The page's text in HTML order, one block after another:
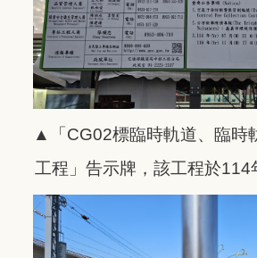
▲「CG02標臨時軌道、臨時
工程」告示牌，該工程於114